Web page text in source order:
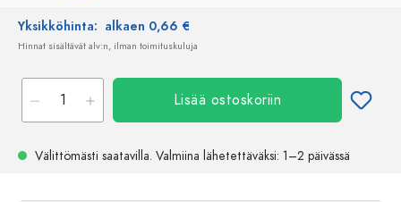
Yksikköhinta: alkaen 0,66 €
Hinnat sisältävät alv:n, ilman toimituskuluja
Lisää ostoskoriin
Välittömästi saatavilla. Valmiina lähetettäväksi: 1–2 päivässä